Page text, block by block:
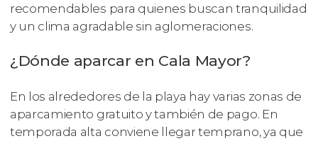
recomendables para quienes buscan tranquilidad
y un clima agradable sin aglomeraciones.
¿Dónde aparcar en Cala Mayor?
En los alrededores de la playa hay varias zonas de
aparcamiento gratuito y también de pago. En
temporada alta conviene llegar temprano, ya que